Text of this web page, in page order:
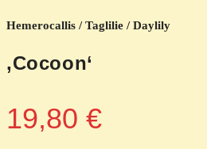
Hemerocallis / Taglilie / Daylily
‚Cocoon‘
19,80 €